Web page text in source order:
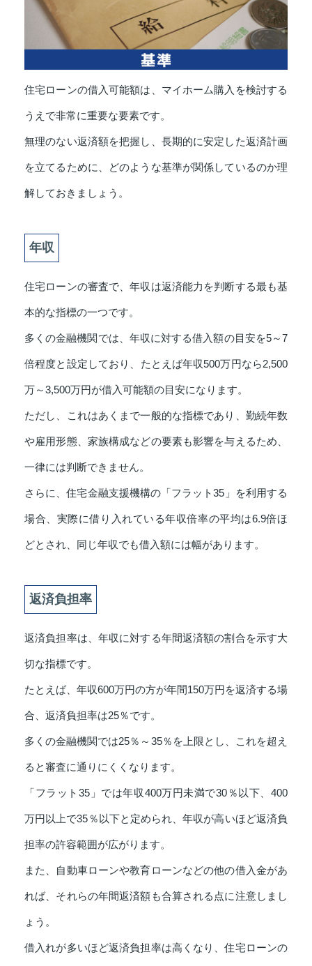
住宅ローンの借入可能額は、マイホーム購入を検討する
うえで非常に重要な要素です。
無理のない返済額を把握し、長期的に安定した返済計画
を立てるために、どのような基準が関係しているのか理
解しておきましょう。
年収
住宅ローンの審査で、年収は返済能力を判断する最も基
本的な指標の一つです。
多くの金融機関では、年収に対する借入額の目安を5～7
倍程度と設定しており、たとえば年収500万円なら2,500
万～3,500万円が借入可能額の目安になります。
ただし、これはあくまで一般的な指標であり、勤続年数
や雇用形態、家族構成などの要素も影響を与えるため、
一律には判断できません。
さらに、住宅金融支援機構の「フラット35」を利用する
場合、実際に借り入れている年収倍率の平均は6.9倍ほ
どとされ、同じ年収でも借入額には幅があります。
返済負担率
返済負担率は、年収に対する年間返済額の割合を示す大
切な指標です。
たとえば、年収600万円の方が年間150万円を返済する場
合、返済負担率は25％です。
多くの金融機関では25％～35％を上限とし、これを超え
ると審査に通りにくくなります。
「フラット35」では年収400万円未満で30％以下、400
万円以上で35％以下と定められ、年収が高いほど返済負
担率の許容範囲が広がります。
また、自動車ローンや教育ローンなどの他の借入金があ
れば、それらの年間返済額も合算される点に注意しまし
ょう。
借入れが多いほど返済負担率は高くなり、住宅ローンの